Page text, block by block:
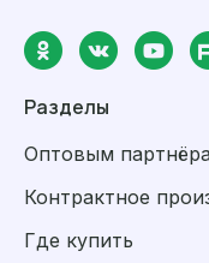
Разделы
Оптовым
Контрактное
Где купить